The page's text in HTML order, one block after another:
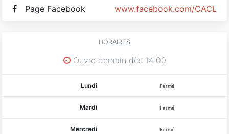
www.facebook.com/
Page Facebook
HORAIRES
Ouvre demain dès 14:00
Lundi Fermé
Mardi Fermé
Mercredi Fermé